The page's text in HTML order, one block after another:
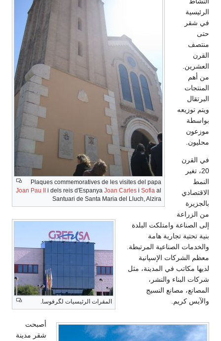
Plaques
Joan Pau II
i dels reis
Santuari de
الرئيسيات لگرفوسا.
أصبحت
شقر مدينة